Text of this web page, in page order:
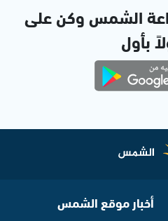
الشمس وكن على
بأول
أخبار موقع الشمس